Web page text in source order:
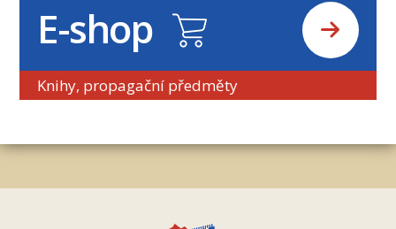
E-shop
Knihy, propagační předměty